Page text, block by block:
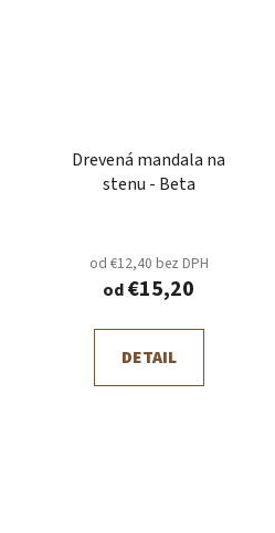
Drevená mandala na
stenu - Beta
od €12,40 bez DPH
od€15,20
DETAIL